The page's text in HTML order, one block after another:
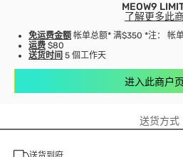
MEOW9
了解更多此
免运费金额 帐单总额* 满$350 *注： 帐
运费 $80
送货时间 5 個工作天
进入此商户
送货方式